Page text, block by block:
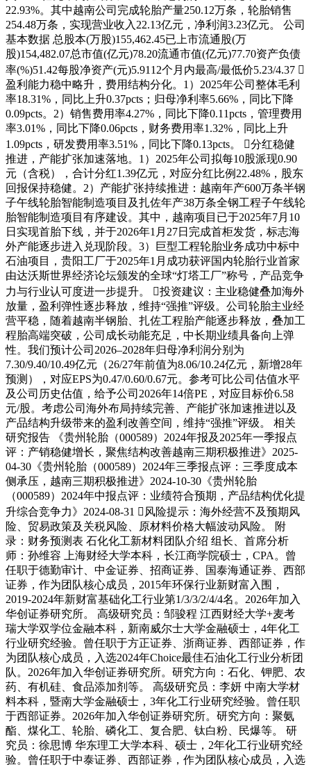
22.93%。其中越南公司完成轮胎产量250.12万条，轮胎销售
254.48万条，实现营业收入22.13亿元，净利润3.23亿元。 公司
基本数据 总股本(万股)155,462.45已上市流通股(万
股)154,482.07总市值(亿元)78.20流通市值(亿元)77.70资产负债
率(%)51.42每股净资产(元)5.9112个月内最高/最低价5.23/4.37 
盈利能力稳中略升，费用结构分化。1）2025年公司整体毛利
率18.31%，同比上升0.37pcts；归母净利率5.66%，同比下降
0.09pcts。2）销售费用率4.27%，同比下降0.11pcts，管理费用
率3.01%，同比下降0.06pcts，财务费用率1.32%，同比上升
1.09pcts，研发费用率3.51%，同比下降0.13pcts。 分红稳健
推进，产能扩张加速落地。1）2025年公司拟每10股派现0.90
元（含税），合计分红1.39亿元，对应分红比例22.48%，股东
回报保持稳健。2）产能扩张持续推进：越南年产600万条半钢
子午线轮胎智能制造项目及扎佐年产38万条全钢工程子午线轮
胎智能制造项目有序建设。其中，越南项目已于2025年7月10
日实现首胎下线，并于2026年1月27日完成首柜发货，标志海
外产能逐步进入兑现阶段。3）巨型工程轮胎业务成功中标中
石油项目，贵阳工厂于2025年1月成功获评国内轮胎行业首家
由达沃斯世界经济论坛颁发的全球“灯塔工厂”称号，产品竞争
力与行业认可度进一步提升。 投资建议：主业稳健叠加海外
放量，盈利弹性逐步释放，维持“强推”评级。公司轮胎主业经
营平稳，随着越南半钢胎、扎佐工程胎产能逐步释放，叠加工
程胎高端突破，公司成长动能充足，中长期业绩具备向上弹
性。我们预计公司2026–2028年归母净利润分别为
7.30/9.40/10.49亿元（26/27年前值为8.06/10.24亿元，新增28年
预测），对应EPS为0.47/0.60/0.67元。参考可比公司估值水平
及公司历史估值，给予公司2026年14倍PE，对应目标价6.58
元/股。考虑公司海外布局持续完善、产能扩张加速推进以及
产品结构升级带来的盈利改善空间，维持“强推”评级。 相关
研究报告 《贵州轮胎（000589）2024年报及2025年一季报点
评：产销稳健增长，聚焦结构改善越南三期积极推进》2025-
04-30《贵州轮胎（000589）2024年三季报点评：三季度成本
侧承压，越南三期积极推进》2024-10-30《贵州轮胎
（000589）2024年中报点评：业绩符合预期，产品结构优化提
升综合竞争力》2024-08-31 风险提示：海外经营不及预期风
险、贸易政策及关税风险、原材料价格大幅波动风险。 附
录：财务预测表 石化化工新材料团队介绍 组长、首席分析
师：孙维容 上海财经大学本科，长江商学院硕士，CPA。曾
任职于德勤审计、中金证券、招商证券、国泰海通证券、西部
证券，作为团队核心成员，2015年环保行业新财富入围，
2019-2024年新财富基础化工行业第1/3/3/2/4/4名。2026年加入
华创证券研究所。 高级研究员：邹骏程 江西财经大学+麦考
瑞大学双学位金融本科，新南威尔士大学金融硕士，4年化工
行业研究经验。曾任职于方正证券、浙商证券、西部证券，作
为团队核心成员，入选2024年Choice最佳石油化工行业分析团
队。2026年加入华创证券研究所。研究方向：石化、钾肥、农
药、有机硅、食品添加剂等。 高级研究员：李妍 中南大学材
料本科，暨南大学金融硕士，3年化工行业研究经验。曾任职
于西部证券。2026年加入华创证券研究所。研究方向：聚氨
酯、煤化工、轮胎、磷化工、复合肥、钛白粉、民爆等。 研
究员：徐思博 华东理工大学本科、硕士，2年化工行业研究经
验。曾任职于中泰证券、西部证券，作为团队核心成员，入选